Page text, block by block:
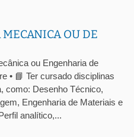
OU DE
ou Engenharia de
• 📘 Ter cursado disciplinas
como: Desenho Técnico,
Engenharia de Materiais e
analítico,...